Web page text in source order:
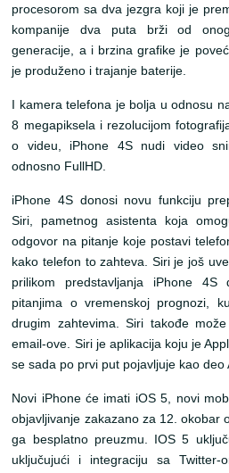
procesorom sa dva jezgra koji je
kompanije dva puta brži od
generacije, a i brzina grafike je
je produženo i trajanje baterije.
I kamera telefona je bolja u odnosu
8 megapiksela i rezolucijom
o videu, iPhone 4S nudi video
odnosno FullHD.
iPhone 4S donosi novu funkciju
Siri, pametnog asistenta koja
odgovor na pitanje koje postavi
kako telefon to zahteva. Siri je još
prilikom predstavljanja iPhone
pitanjima o vremenskoj prognozi,
drugim zahtevima. Siri takođe
email-ove. Siri je aplikacija koju je
se sada po prvi put pojavljuje kao deo
Novi iPhone će imati iOS 5, novi
objavljivanje zakazano za 12. okobar
ga besplatno preuzmu. IOS 5
uključujući i integraciju sa Twitter-